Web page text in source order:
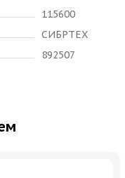
115600
СИБРТЕХ
892507